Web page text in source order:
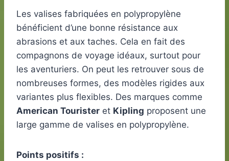
Les valises fabriquées en polypropylène
bénéficient d’une bonne résistance aux
abrasions et aux taches. Cela en fait des
compagnons de voyage idéaux, surtout pour
les aventuriers. On peut les retrouver sous de
nombreuses formes, des modèles rigides aux
variantes plus flexibles. Des marques comme
American Tourister et Kipling proposent une
large gamme de valises en polypropylène.
Points positifs :